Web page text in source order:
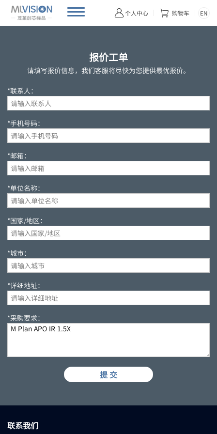
个人中心  购物车 EN
报价工单
请填写报价信息，我们客服将尽快为您提供最优报价。
*联系人：
*手机号码：
*邮箱：
*单位名称：
*国家/地区：
*城市：
*详细地址：
*采购要求：
提 交
联系我们